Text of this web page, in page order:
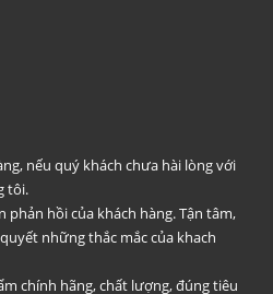
nếu quý khách chưa hài lòng với
tôi.
phản hồi của khách hàng. Tận tâm,
những thắc mắc của khach
chính hãng, chất lượng, đúng tiêu